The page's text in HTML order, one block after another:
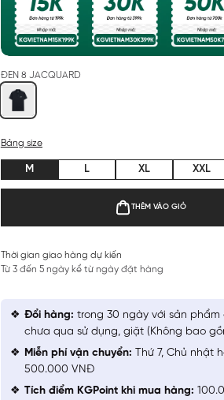
ĐEN 8 JACQUARD
Bảng size
M L XL XXL
THÊM VÀO GIỎ
Thời gian giao hàng dự kiến
Từ 3 đến 5 ngày kể từ ngày đặt hàng
Đổi hàng: trong 30 ngày với sản
chưa qua sử dụng, giặt (Không bao
Miễn phí vận chuyển: Thứ 7, Chủ nhật
500.000 VNĐ
Tích điểm KGPoint khi mua hàng: